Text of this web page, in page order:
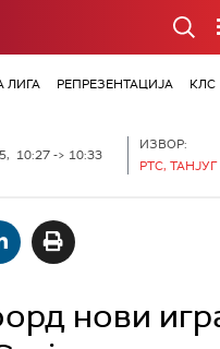
ЛИГА РЕПРЕЗЕНТАЦИЈА КЛС
10:27 -> 10:33
ИЗВОР:
РТС, ТАНЈУГ
нови